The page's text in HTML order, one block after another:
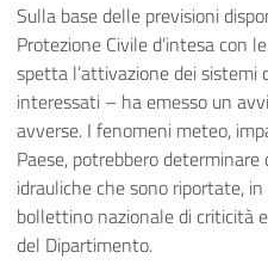
Sulla base delle previsioni
Protezione Civile d’intesa con
spetta l’attivazione dei
interessati – ha emesso un
avverse. I fenomeni meteo,
Paese, potrebbero
idrauliche che sono riportate,
bollettino nazionale di criticità
del Dipartimento.